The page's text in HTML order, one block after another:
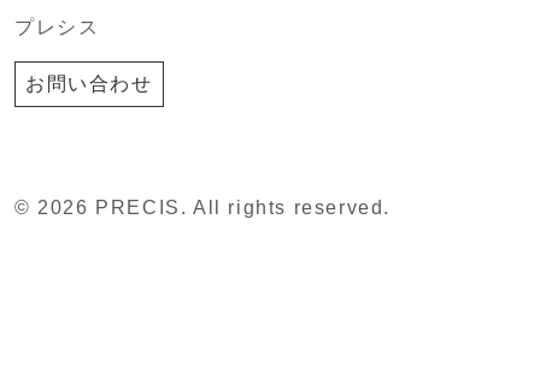
プレシス
お問い合わせ
© 2026 PRECIS. All rights reserved.